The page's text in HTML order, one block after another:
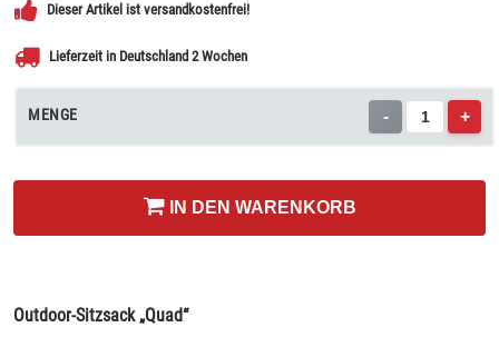
Dieser Artikel ist versandkostenfrei!
Lieferzeit in Deutschland 2 Wochen
MENGE - +
IN DEN WARENKORB
Outdoor-Sitzsack „Quad“